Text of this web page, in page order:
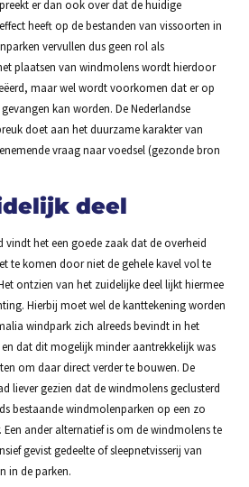
er dan ook over dat de huidige
heeft op de bestanden van vissoorten in
vervullen dus geen rol als
plaatsen van windmolens wordt hierdoor
maar wel wordt voorkomen dat er op
kan worden. De Nederlandse
doet aan het duurzame karakter van
vraag naar voedsel (gezonde bron
deel
vindt het een goede zaak dat de overheid
te komen door niet de gehele kavel vol te
ontzien van het zuidelijke deel lijkt hiermee
Hierbij moet wel de kanttekening worden
windpark zich alreeds bevindt in het
dat dit mogelijk minder aantrekkelijk was
om daar direct verder te bouwen. De
liever gezien dat de windmolens geclusterd
bestaande windmolenparken op een zo
ander alternatief is om de windmolens te
gevist gedeelte of sleepnetvisserij van
in de parken.